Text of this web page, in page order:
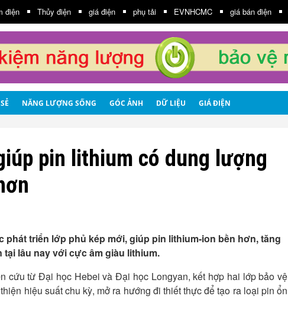
điện Thủy điện giá điện phụ tải EVNHCMC giá bán điện
NĂNG LƯỢNG SỐNG GÓC ẢNH DỮ LIỆU GIÁ ĐIỆN
pin lithium có dung lượng
phát triển lớp phủ kép mới, giúp pin lithium-ion bền hơn, tăng
lâu nay với cực âm giàu lithium.
cứu từ Đại học Hebei và Đại học Longyan, kết hợp hai lớp bảo vệ
hiệu suất chu kỳ, mở ra hướng đi thiết thực để tạo ra loại pin ổn